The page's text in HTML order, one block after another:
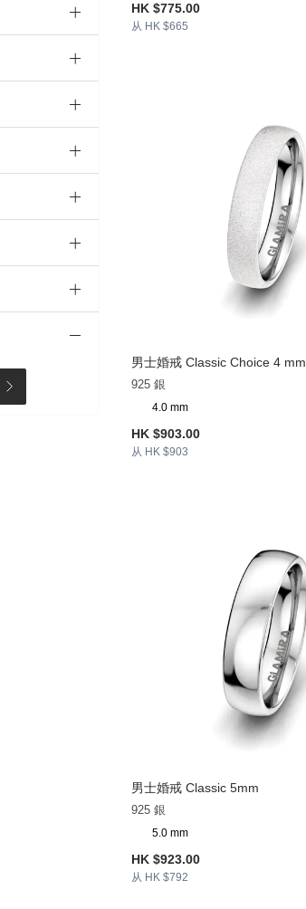
HK $775.00
从 HK $665
男士婚戒 Classic Choice 4 mm
925 銀
4.0 mm
HK $903.00
从 HK $903
男士婚戒 Classic 5mm
925 銀
5.0 mm
HK $923.00
从 HK $792